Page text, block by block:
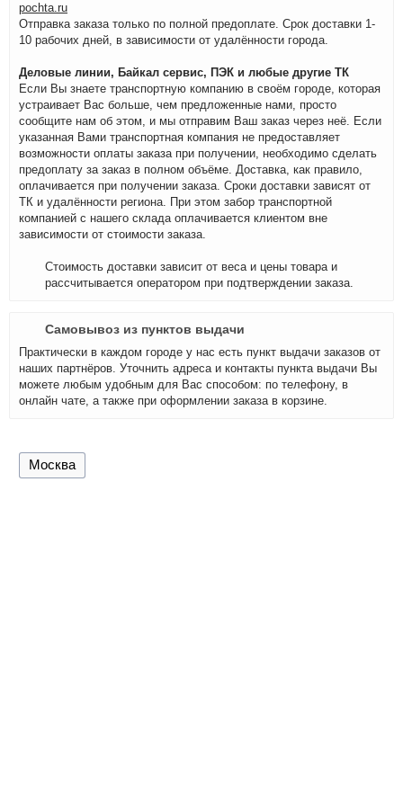
pochta.ru
Отправка заказа только по полной предоплате. Срок доставки 1-
10 рабочих дней, в зависимости от удалённости города.
Деловые линии, Байкал сервис, ПЭК и любые другие ТК
Если Вы знаете транспортную компанию в своём городе, которая
устраивает Вас больше, чем предложенные нами, просто
сообщите нам об этом, и мы отправим Ваш заказ через неё. Если
указанная Вами транспортная компания не предоставляет
возможности оплаты заказа при получении, необходимо сделать
предоплату за заказ в полном объёме. Доставка, как правило,
оплачивается при получении заказа. Сроки доставки зависят от
ТК и удалённости региона. При этом забор транспортной
компанией с нашего склада оплачивается клиентом вне
зависимости от стоимости заказа.
Стоимость доставки зависит от веса и цены товара и
рассчитывается оператором при подтверждении заказа.
Самовывоз из пунктов выдачи
Практически в каждом городе у нас есть пункт выдачи заказов от
наших партнёров. Уточнить адреса и контакты пункта выдачи Вы
можете любым удобным для Вас способом: по телефону, в
онлайн чате, а также при оформлении заказа в корзине.
Москва